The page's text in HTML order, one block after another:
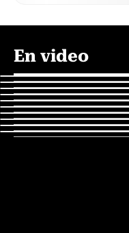
En video